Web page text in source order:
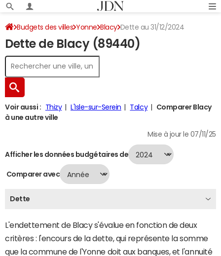
Budgets des villes Yonne Blacy Dette au 31/12/2024
Dette de Blacy (89440)
Voir aussi : Thizy L'Isle-sur-Serein Talcy
Comparer Blacy
à une autre ville
Mise à jour le 07/11/25
Afficher les données budgétaires de
Comparer avec
Dette
L'endettement de Blacy s'évalue en fonction de deux
critères : l'encours de la dette, qui représente la somme
que la commune de l'Yonne doit aux banques, et l'annuité